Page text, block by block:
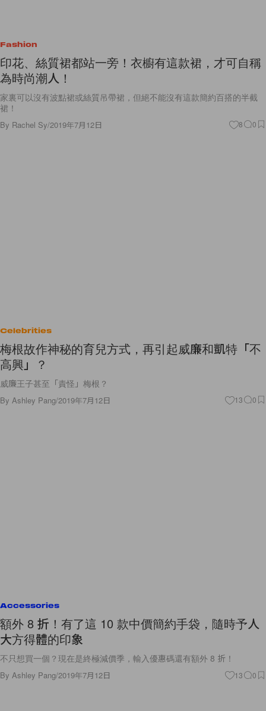
Fashion
印花、絲質裙都站一旁！衣櫥有這款裙，才可自稱
為時尚潮人！
家裏可以沒有波點裙或絲質吊帶裙，但絕不能沒有這款簡約百搭的半截
裙！
By Rachel Sy/2019年7月12日 8 0
Celebrities
梅根故作神秘的育兒方式，再引起威廉和凱特「不
高興」？
威廉王子甚至「責怪」梅根？
By Ashley Pang/2019年7月12日 13 0
Accessories
額外 8 折！有了這 10 款中價簡約手袋，隨時予人
大方得體的印象
不只想買一個？現在是終極減價季，輸入優惠碼還有額外 8 折！
By Ashley Pang/2019年7月12日 13 0